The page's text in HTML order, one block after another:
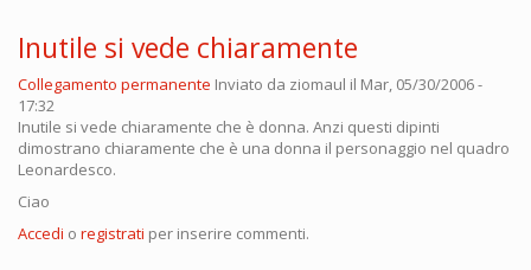
Inutile si vede chiaramente
Collegamento permanente Inviato da ziomaul il Mar, 05/30/2006 -
17:32
Inutile si vede chiaramente che è donna. Anzi questi dipinti
dimostrano chiaramente che è una donna il personaggio nel quadro
Leonardesco.
Ciao
Accedi o registrati per inserire commenti.